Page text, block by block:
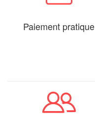
Paiement pratique